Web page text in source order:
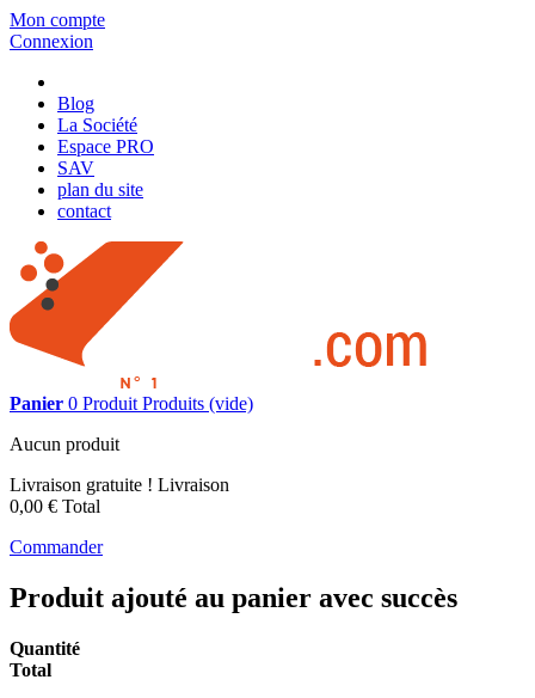
Mon compte
Connexion
Blog
La Société
Espace PRO
SAV
plan du site
contact
Panier 0 Produit Produits (vide)
Aucun produit
Livraison gratuite ! Livraison
0,00 € Total
Commander
Produit ajouté au panier avec succès
Quantité
Total